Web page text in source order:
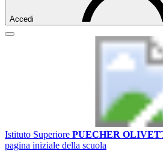
Accedi
Istituto Superiore PUECHER
pagina iniziale della scuola